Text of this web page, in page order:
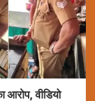
आरोप, वीडियो